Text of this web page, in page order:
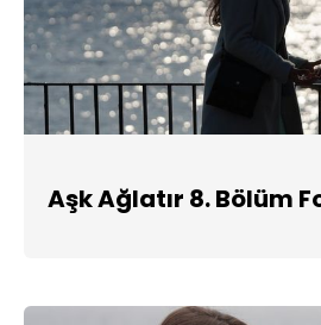
Aşk Ağlatır 8. Bölüm